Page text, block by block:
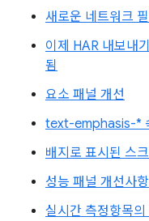
새로운 네트워크
이제 HAR 내보내
됨
요소 패널 개선
text-emphasis-*
배지로 표시된 스
성능 패널 개선사항
실시간 측정항목의